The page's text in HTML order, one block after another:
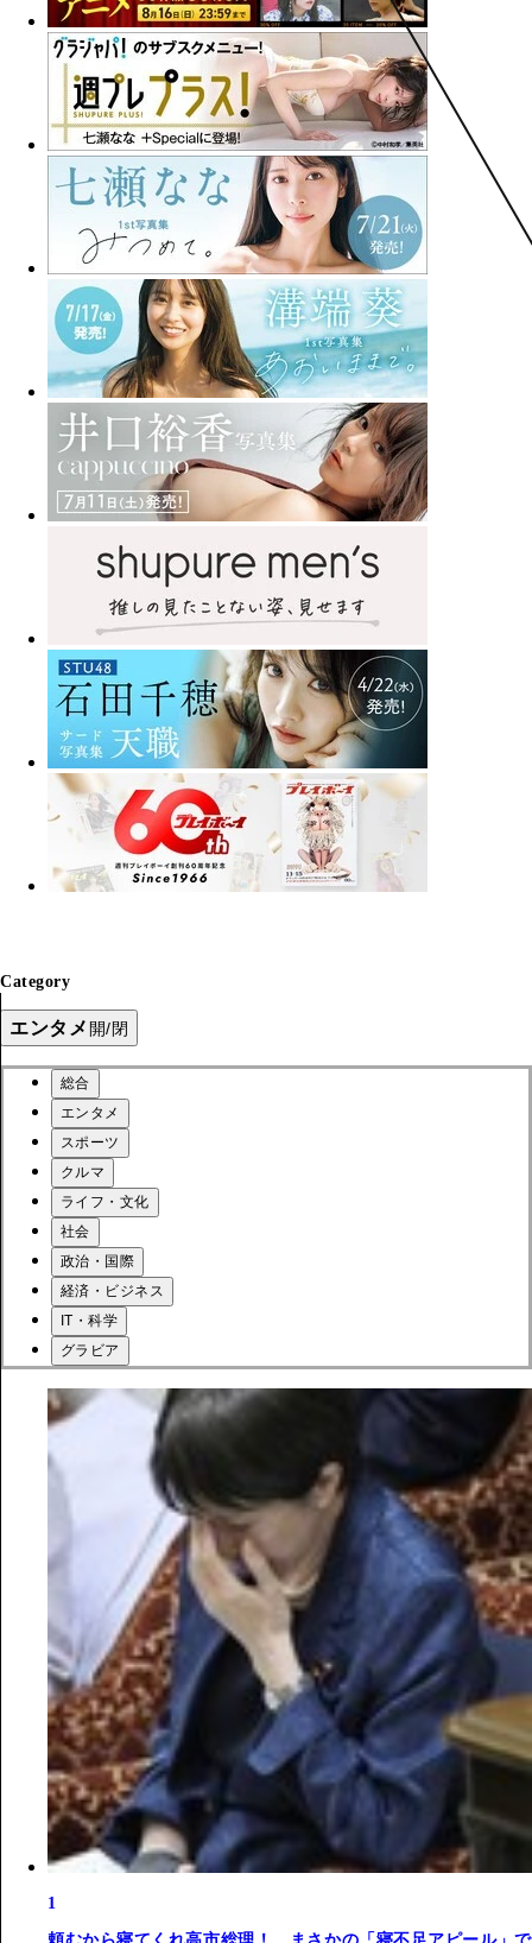
Category
エンタメ 開/閉
総合
エンタメ
スポーツ
クルマ
ライフ・文化
社会
政治・国際
経済・ビジネス
IT・科学
グラビア
1